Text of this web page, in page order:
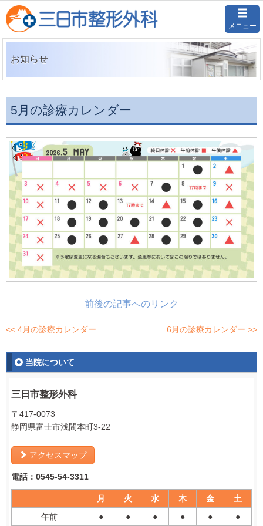
メニュー
お知らせ
5月の診療カレンダー
前後の記事へのリンク
<< 4月の診療カレンダー 6月の診療カレンダー >>
当院について
三日市整形外科
〒417-0073
静岡県富士市浅間本町3-22
アクセスマップ
電話：0545-54-3311
月 火 水 木 金
土
午前
● ● ● ● ● ●